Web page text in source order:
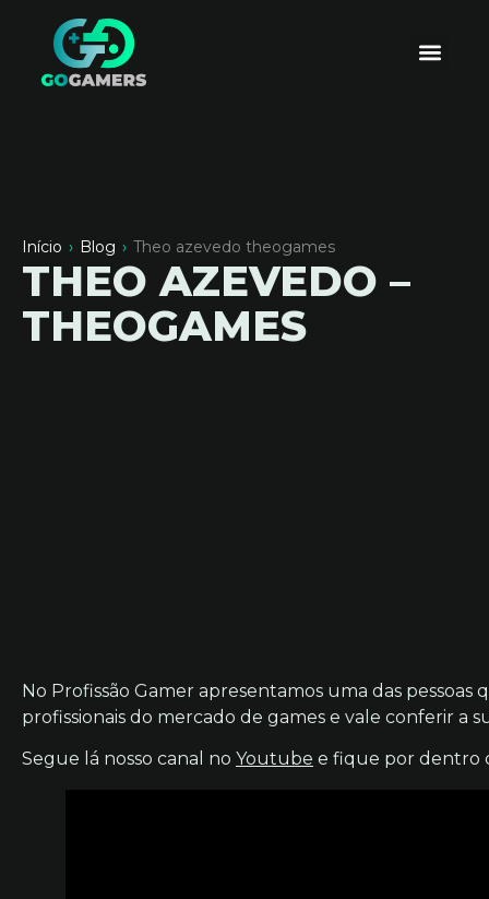
Início › Blog › Theo azevedo theogames
THEO AZEVEDO –
THEOGAMES
No Profissão Gamer apresentamos uma das
profissionais do mercado de games e vale conferir a
Segue lá nosso canal no Youtube e fique por dentro